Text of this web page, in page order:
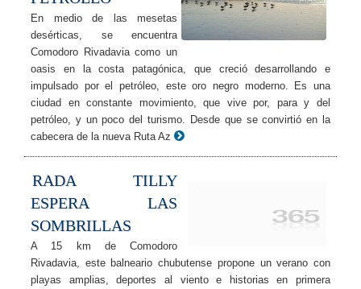
En medio de las mesetas
desérticas, se encuentra
Comodoro Rivadavia como un
oasis en la costa patagónica, que creció desarrollando e
impulsado por el petróleo, este oro negro moderno. Es una
ciudad en constante movimiento, que vive por, para y del
petróleo, y un poco del turismo. Desde que se convirtió en la
cabecera de la nueva Ruta Az
RADA TILLY
ESPERA LAS
SOMBRILLAS
A 15 km de Comodoro
Rivadavia, este balneario chubutense propone un verano con
playas amplias, deportes al viento e historias en primera